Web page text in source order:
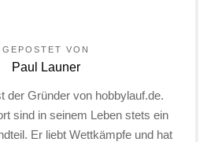
GEPOSTET VON
Paul Launer
der Gründer von hobbylauf.de.
sind in seinem Leben stets ein
Er liebt Wettkämpfe und hat